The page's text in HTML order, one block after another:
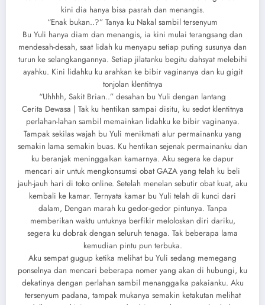
kini dia hanya bisa pasrah dan menangis.
“Enak bukan..?” Tanya ku Nakal sambil tersenyum
Bu Yuli hanya diam dan menangis, ia kini mulai terangsang dan
mendesah-desah, saat lidah ku menyapu setiap puting susunya dan
turun ke selangkangannya. Setiap jilatanku begitu dahsyat melebihi
ayahku. Kini lidahku ku arahkan ke bibir vaginanya dan ku gigit
tonjolan klentitnya
“Uhhhh, Sakit Brian..” desahan bu Yuli dengan lantang
Cerita Dewasa | Tak ku hentikan sampai disitu, ku sedot klentitnya
perlahan-lahan sambil memainkan lidahku ke bibir vaginanya.
Tampak sekilas wajah bu Yuli menikmati alur permainanku yang
semakin lama semakin buas. Ku hentikan sejenak permainanku dan
ku beranjak meninggalkan kamarnya. Aku segera ke dapur
mencari air untuk mengkonsumsi obat GAZA yang telah ku beli
jauh-jauh hari di toko online. Setelah menelan sebutir obat kuat, aku
kembali ke kamar. Ternyata kamar bu Yuli telah di kunci dari
dalam, Dengan marah ku gedor-gedor pintunya. Tanpa
memberikan waktu untuknya berfikir meloloskan diri dariku,
segera ku dobrak dengan seluruh tenaga. Tak beberapa lama
kemudian pintu pun terbuka.
Aku sempat gugup ketika melihat bu Yuli sedang memegang
ponselnya dan mencari beberapa nomer yang akan di hubungi, ku
dekatinya dengan perlahan sambil menanggalka pakaianku. Aku
tersenyum padana, tampak mukanya semakin ketakutan melihat